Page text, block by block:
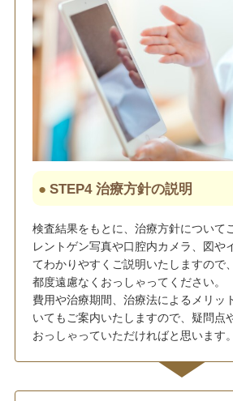
STEP4 治療方針の説明
検査結果をもとに、治療方針について
レントゲン写真や口腔内カメラ、図や
てわかりやすくご説明いたしますので
都度遠慮なくおっしゃってください。
費用や治療期間、治療法によるメリッ
いてもご案内いたしますので、疑問点
おっしゃっていただければと思います。